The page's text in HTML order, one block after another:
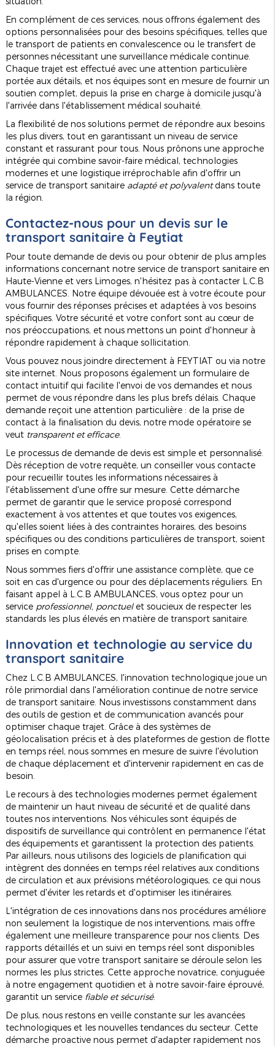
En complément de ces services, nous offrons également des
options personnalisées pour des besoins spécifiques, telles que
le transport de patients en convalescence ou le transfert de
personnes nécessitant une surveillance médicale continue.
Chaque trajet est effectué avec une attention particulière
portée aux détails, et nos équipes sont en mesure de fournir un
soutien complet, depuis la prise en charge à domicile jusqu'à
l'arrivée dans l'établissement médical souhaité.
La flexibilité de nos solutions permet de répondre aux besoins
les plus divers, tout en garantissant un niveau de service
constant et rassurant pour tous. Nous prônons une approche
intégrée qui combine savoir-faire médical, technologies
modernes et une logistique irréprochable afin d'offrir un
service de transport sanitaire adapté et polyvalentdans toute
la région.
Contactez-nous pour un devis sur le
transport sanitaire à Feytiat
Pour toute demande de devis ou pour obtenir de plus amples
informations concernant notre service de transport sanitaire en
Haute-Vienne et vers Limoges, n'hésitez pas à contacter L.C.B
AMBULANCES. Notre équipe dévouée est à votre écoute pour
vous fournir des réponses précises et adaptées à vos besoins
spécifiques. Votre sécurité et votre confort sont au cœur de
nos préoccupations, et nous mettons un point d'honneur à
répondre rapidement à chaque sollicitation.
Vous pouvez nous joindre directement à FEYTIAT ou via notre
site internet. Nous proposons également un formulaire de
contact intuitif qui facilite l'envoi de vos demandes et nous
permet de vous répondre dans les plus brefs délais. Chaque
demande reçoit une attention particulière : de la prise de
contact à la finalisation du devis, notre mode opératoire se
veut transparent et efficace.
Le processus de demande de devis est simple et personnalisé.
Dès réception de votre requête, un conseiller vous contacte
pour recueillir toutes les informations nécessaires à
l'établissement d'une offre sur mesure. Cette démarche
permet de garantir que le service proposé correspond
exactement à vos attentes et que toutes vos exigences,
qu'elles soient liées à des contraintes horaires, des besoins
spécifiques ou des conditions particulières de transport, soient
prises en compte.
Nous sommes fiers d'offrir une assistance complète, que ce
soit en cas d'urgence ou pour des déplacements réguliers. En
faisant appel à L.C.B AMBULANCES, vous optez pour un
service professionnel, ponctuelet soucieux de respecter les
standards les plus élevés en matière de transport sanitaire.
Innovation et technologie au service du
transport sanitaire
Chez L.C.B AMBULANCES, l'innovation technologique joue un
rôle primordial dans l'amélioration continue de notre service
de transport sanitaire. Nous investissons constamment dans
des outils de gestion et de communication avancés pour
optimiser chaque trajet. Grâce à des systèmes de
géolocalisation précis et à des plateformes de gestion de flotte
en temps réel, nous sommes en mesure de suivre l'évolution
de chaque déplacement et d'intervenir rapidement en cas de
besoin.
Le recours à des technologies modernes permet également
de maintenir un haut niveau de sécurité et de qualité dans
toutes nos interventions. Nos véhicules sont équipés de
dispositifs de surveillance qui contrôlent en permanence l'état
des équipements et garantissent la protection des patients.
Par ailleurs, nous utilisons des logiciels de planification qui
intègrent des données en temps réel relatives aux conditions
de circulation et aux prévisions météorologiques, ce qui nous
permet d'éviter les retards et d'optimiser les itinéraires.
L'intégration de ces innovations dans nos procédures améliore
non seulement la logistique de nos interventions, mais offre
également une meilleure transparence pour nos clients. Des
rapports détaillés et un suivi en temps réel sont disponibles
pour assurer que votre transport sanitaire se déroule selon les
normes les plus strictes. Cette approche novatrice, conjuguée
à notre engagement quotidien et à notre savoir-faire éprouvé,
garantit un service fiable et sécurisé.
De plus, nous restons en veille constante sur les avancées
technologiques et les nouvelles tendances du secteur. Cette
démarche proactive nous permet d'adapter rapidement nos